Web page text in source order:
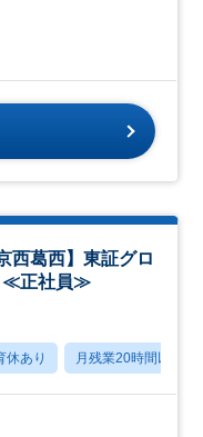
西葛西】東証グロ
≪正社員≫
休あり 月残業20時間以内